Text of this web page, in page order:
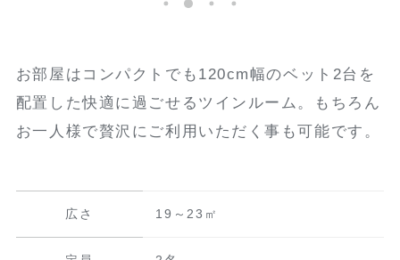
お部屋はコンパクトでも120cm幅のベット2台を
配置した快適に過ごせるツインルーム。もちろん
お一人様で贅沢にご利用いただく事も可能です。
広さ 19～23㎡